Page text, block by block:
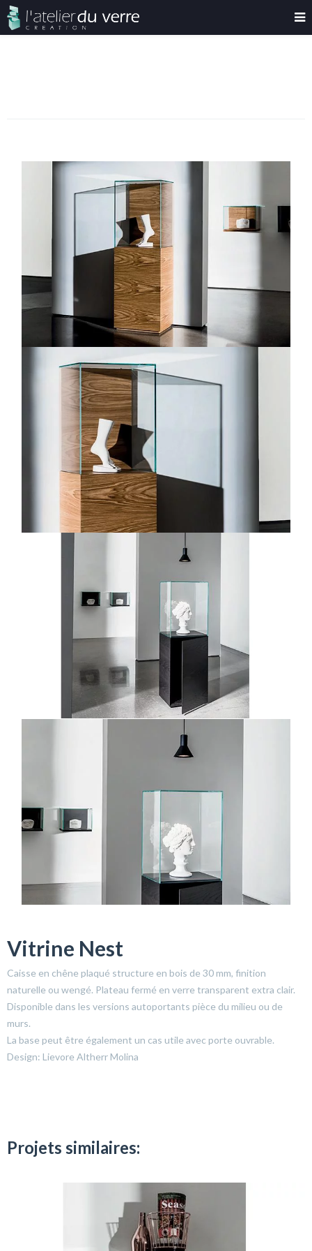
Vitrine Nest
Caisse en chêne plaqué structure en bois de 30 mm, finition
naturelle ou wengé. Plateau fermé en verre transparent extra clair.
Disponible dans les versions autoportants pièce du milieu ou de
murs.
La base peut être également un cas utile avec porte ouvrable.
Design: Lievore Altherr Molina
Projets similaires: